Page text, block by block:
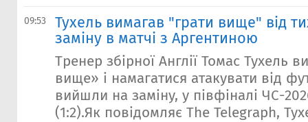
09:53
Тухель вимагав "грати вище" від
заміну в матчі з Аргентиною
Тренер збірної Англії Томас Тухель
вище» і намагатися атакувати від
вийшли на заміну, у півфіналі ЧС-
(1:2).Як повідомляє The Telegraph,